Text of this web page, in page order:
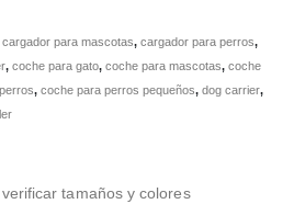
cargador para mascotas, cargador para perros,
, coche para gato, coche para mascotas, coche
, coche para perros pequeños, dog carrier,
tamaños y colores